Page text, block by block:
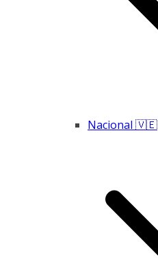
Nacional 🇻🇪